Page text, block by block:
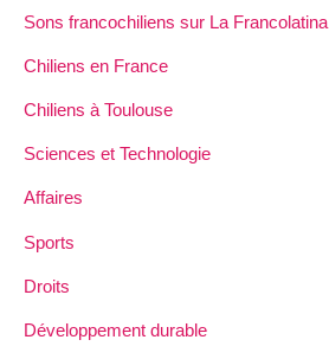
Sons francochiliens sur La Francolatina
Chiliens en France
Chiliens à Toulouse
Sciences et Technologie
Affaires
Sports
Droits
Développement durable